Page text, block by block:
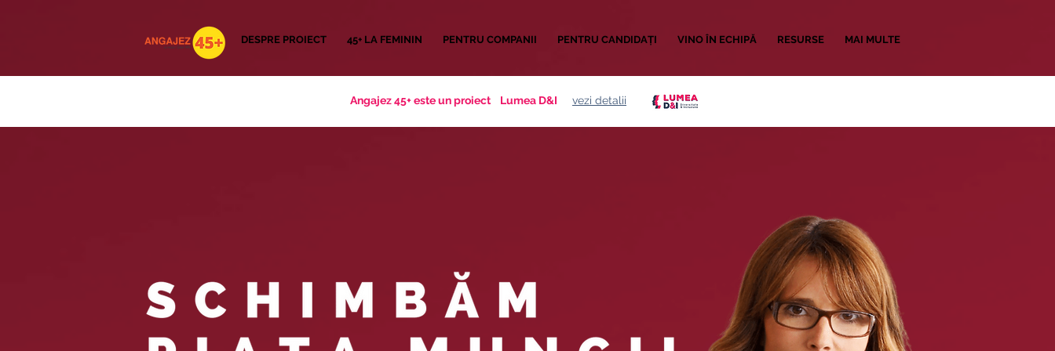
DESPRE PROIECT 45+ LA FEMININ PENTRU COMPANII PENTRU CANDIDAȚI VINO ÎN ECHIPĂ RESURSE MAI MULTE
Lumea D&I
Angajez 45+ este un proiect vezi detalii